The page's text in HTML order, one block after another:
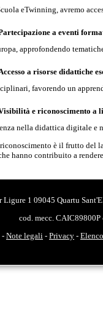
eTwinning, avremo
a eventi
approfondendo
a risorse didattiche
favorendo un
e riconoscimento a
nella didattica digitale e
è il frutto del
hanno contribuito a
1 09045 Quartu
cod. mecc.
-Note legali - Privacy -